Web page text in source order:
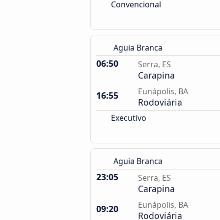
Convencional
Aguia Branca
06:50 Serra, ES
Carapina
16:55
Eunápolis, BA
Rodoviária
Executivo
Aguia Branca
23:05 Serra, ES
Carapina
09:20
Eunápolis, BA
Rodoviária